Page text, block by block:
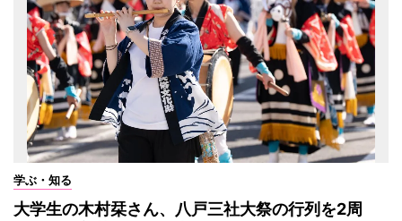
学ぶ・知る
大学生の木村栞さん、八戸三社大祭の行列を2周